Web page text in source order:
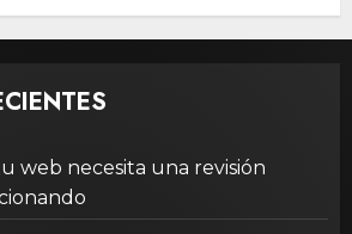
web necesita una revisión